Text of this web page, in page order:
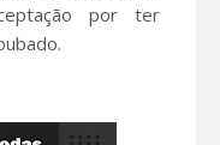
por ter